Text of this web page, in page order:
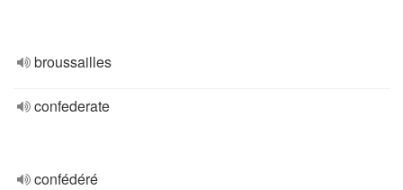
broussailles
confederate
confédéré